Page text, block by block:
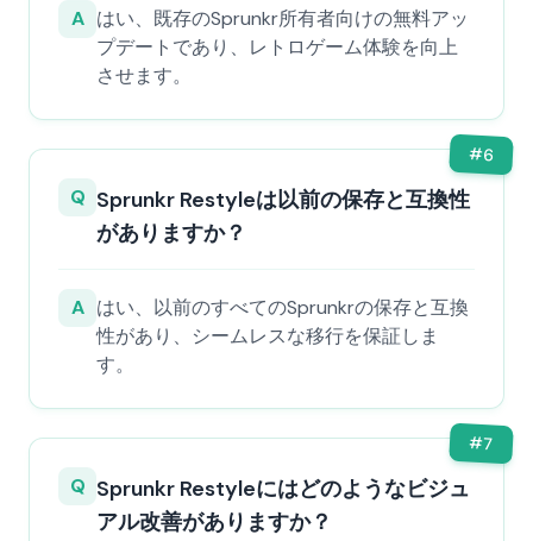
A はい、既存のSprunkr所有者向けの無料アッ
プデートであり、レトロゲーム体験を向上
させます。
#6
Q Sprunkr Restyleは以前の保存と互換性
がありますか？
A はい、以前のすべてのSprunkrの保存と互換
性があり、シームレスな移行を保証しま
す。
#7
Q Sprunkr Restyleにはどのようなビジュ
アル改善がありますか？